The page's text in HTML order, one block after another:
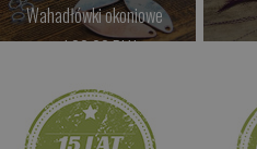
Wahadłówki okoniowe
od 22.00 PLN
Kup teraz >